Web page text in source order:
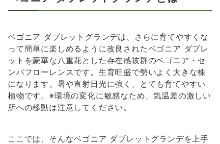
ベゴニア ダブレットグランデは、さらに育てやすくな
って簡単に楽しめるように改良されたベゴニア ダブレ
ットを豪華な八重花とした存在感抜群のベゴニア・セ
ンパフローレンスです。生育旺盛で勢いよく大きな株
になります。暑や直射日光に強く、とても育てやすい
植物です。※環境の変化に敏感なため、気温差の激しい
所への移動は注意してください。
ここでは、そんなベゴニア ダブレットグランデを上手